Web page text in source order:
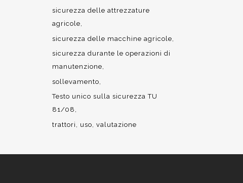
sicurezza delle attrezzature
agricole
sicurezza delle macchine agricole
sicurezza durante le operazioni di
manutenzione
sollevamento
Testo unico sulla sicurezza TU
81/08
trattori
uso valutazione